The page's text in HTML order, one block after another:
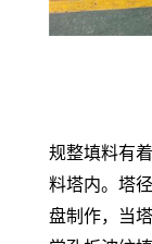
规整填料有
料塔内。塔
盘制作，当